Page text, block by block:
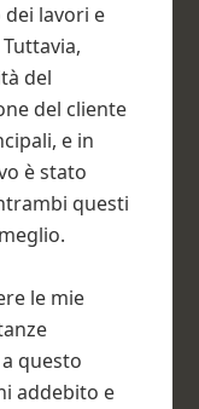
dei lavori e
del
del cliente
e in
è stato
questi
le mie
questo
addebito e